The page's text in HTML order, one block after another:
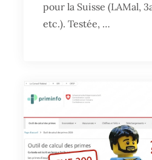
pour la Suisse (LAMal,
etc.). Testée, …